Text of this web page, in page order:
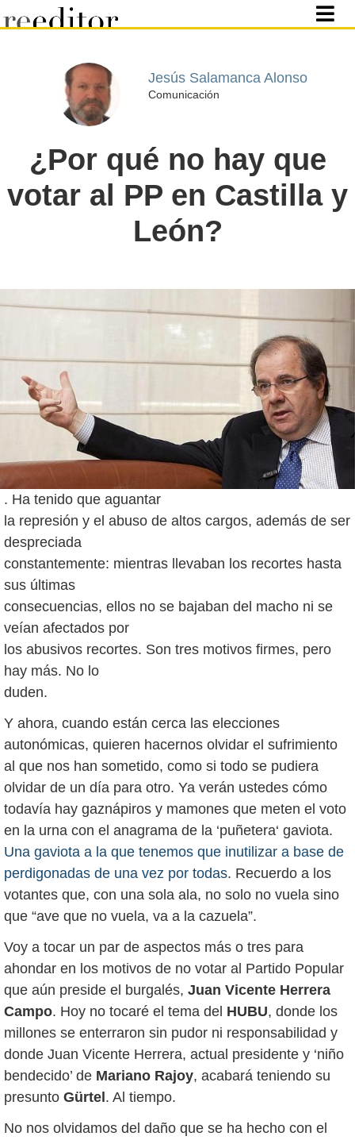
Jesús Salamanca Alonso
Comunicación
¿Por qué no hay que
votar al PP en Castilla y
León?
. Ha tenido que aguantar
la represión y el abuso de altos cargos, además de ser
despreciada
constantemente: mientras llevaban los recortes hasta
sus últimas
consecuencias, ellos no se bajaban del macho ni se
veían afectados por
los abusivos recortes. Son tres motivos firmes, pero
hay más. No lo
duden.
Y ahora, cuando están cerca las elecciones
autonómicas, quieren hacernos olvidar el sufrimiento
al que nos han sometido, como si todo se pudiera
olvidar de un día para otro. Ya verán ustedes cómo
todavía hay gaznápiros y mamones que meten el voto
en la urna con el anagrama de la ‘puñetera‘ gaviota.
Una gaviota a la que tenemos que inutilizar a base de
perdigonadas de una vez por todas. Recuerdo a los
votantes que, con una sola ala, no solo no vuela sino
que “ave que no vuela, va a la cazuela”.
Voy a tocar un par de aspectos más o tres para
ahondar en los motivos de no votar al Partido Popular
que aún preside el burgalés, Juan Vicente Herrera
Campo. Hoy no tocaré el tema del HUBU, donde los
millones se enterraron sin pudor ni responsabilidad y
donde Juan Vicente Herrera, actual presidente y ‘niño
bendecido’ de Mariano Rajoy, acabará teniendo su
presunto Gürtel. Al tiempo.
No nos olvidamos del daño que se ha hecho con el